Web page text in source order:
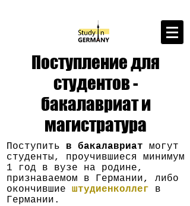
СТРОИМ СТРАТЕГИЮ ОТ ИДЕИ ДО КАРЬЕРЫ В ГЕРМАНИИ
Поступление для
студентов -
бакалавриат и
магистратура
Поступить в бакалавриат могут
студенты, проучившиеся минимум
1 год в вузе на родине,
признаваемом в Германии, либо
окончившие штудиенколлег в
Германии.